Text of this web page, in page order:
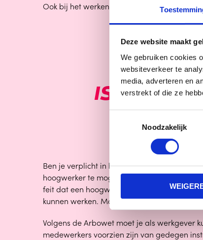
Deze website maakt
We gebruiken cookies
websiteverkeer te
media, adverteren en
verstrekt of die ze
Noodzakelijk
Ook bij het werken met de hoogwerker is
IS EEN
Ben je verplicht in het bezit te zijn van een
hoogwerker te mogen werken?
feit dat een hoogwerker certificaat erg
kunnen werken. Maar is dit ook
Volgens de Arbowet moet je als werkgever
medewerkers voorzien zijn van gedegen